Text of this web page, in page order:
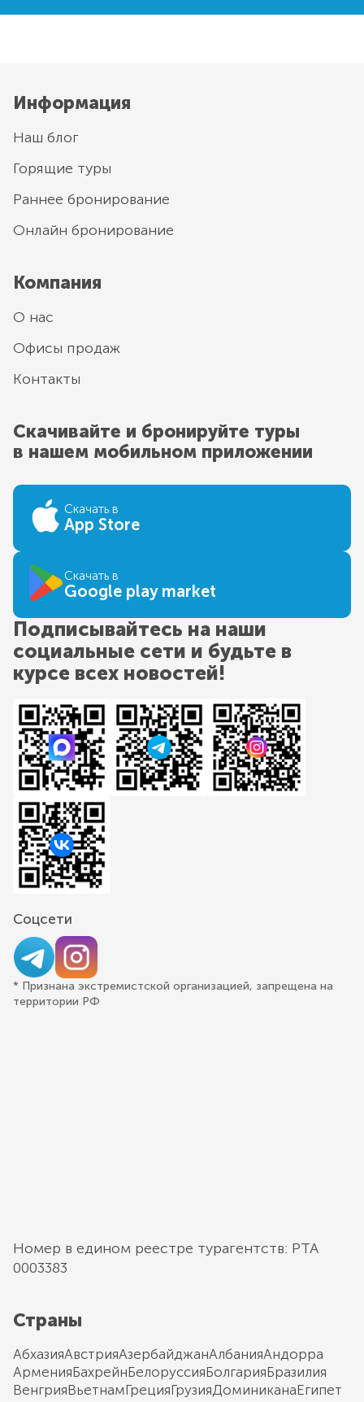
Информация
Наш блог
Горящие туры
Раннее бронирование
Онлайн бронирование
Компания
О нас
Офисы продаж
Контакты
Скачивайте и бронируйте туры
в нашем мобильном приложении
Скачать в
App Store
Скачать в
Google play market
Подписывайтесь на наши
социальные сети и будьте в
курсе всех новостей!
Соцсети
* Признана экстремистской организацией, запрещена на
территории РФ
Номер в едином реестре турагентств: РТА
0003383
Страны
АбхазияАвстрияАзербайджанАлбанияАндорра
АрменияБахрейнБелоруссияБолгарияБразилия
ВенгрияВьетнамГрецияГрузияДоминиканаЕгипет